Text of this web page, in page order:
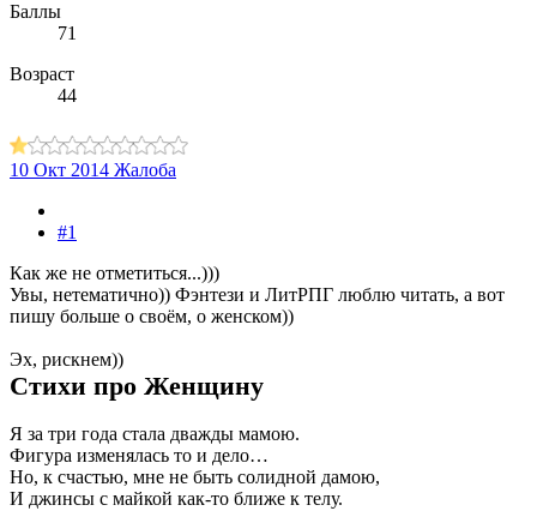
Баллы
71
Возраст
44
10 Окт 2014 Жалоба
#1
Как же не отметиться...)))
Увы, нетематично)) Фэнтези и ЛитРПГ люблю читать, а вот
пишу больше о своём, о женском))
Эх, рискнем))
Стихи про Женщину
Я за три года стала дважды мамою.
Фигура изменялась то и дело…
Но, к счастью, мне не быть солидной дамою,
И джинсы с майкой как-то ближе к телу.